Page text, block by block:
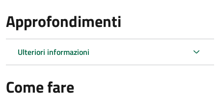
Approfondimenti
Ulteriori informazioni
Come fare